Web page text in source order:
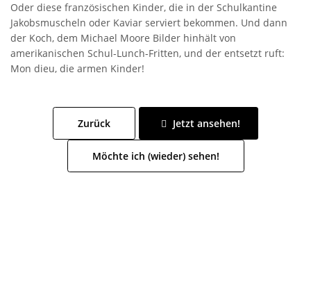
Oder diese französischen Kinder, die in der Schulkantine
Jakobsmuscheln oder Kaviar serviert bekommen. Und dann
der Koch, dem Michael Moore Bilder hinhält von
amerikanischen Schul-Lunch-Fritten, und der entsetzt ruft:
Mon dieu, die armen Kinder!
Zurück Jetzt ansehen!
Möchte ich (wieder) sehen!